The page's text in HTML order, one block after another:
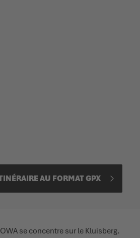
AU FORMAT GPX
se concentre sur le Kluisberg.